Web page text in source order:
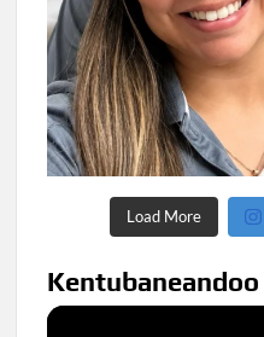
Load More
Kentubaneandoo